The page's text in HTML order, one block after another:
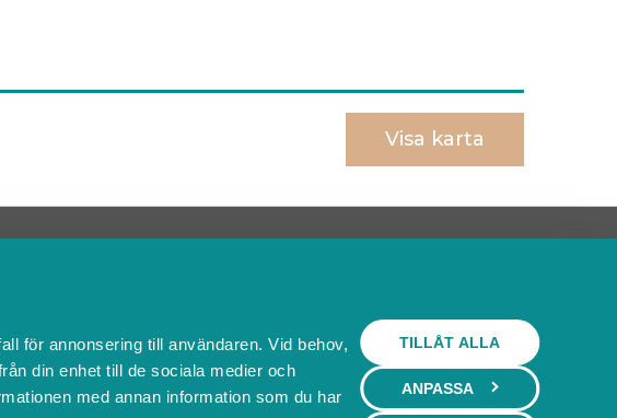
för annonsering till användaren. Vid behov,
din enhet till de sociala medier och
med annan information som du har
TILLÅT ALLA
ANPASSA
Visa karta